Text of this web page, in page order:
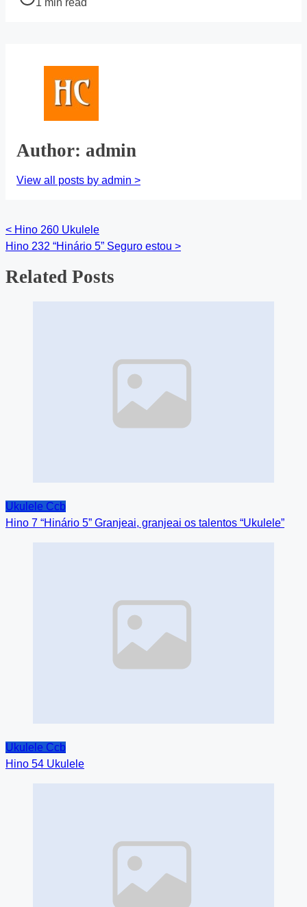
post
Author: admin
View all posts by admin >
Posts
< Hino 260 Ukulele
Hino 232 “Hinário 5” Seguro estou >
Related Posts
Ukulele Ccb
Hino 7 “Hinário 5” Granjeai, granjeai os talentos “Ukulele”
Ukulele Ccb
Hino 54 Ukulele